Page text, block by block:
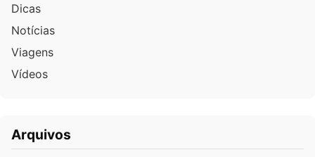
Dicas
Notícias
Viagens
Vídeos
Arquivos